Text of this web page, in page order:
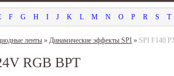
F G H I J K L M N O P R S T
ленты » Динамические эффекты SPI » SPI F140
RGB BPT